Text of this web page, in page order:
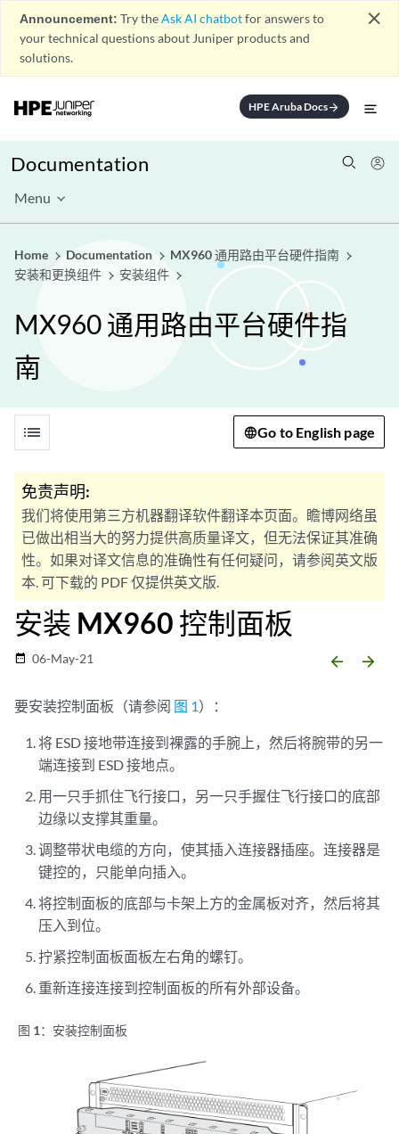
Announcement: Try theAsk AI chatbotfor answers to
your technical questions about Juniper products and
solutions.
close
HPE Aruba Docsarrow_forward
Documentation
Menu
Home Documentation
MX960 通用路由平台硬件指南
安装和更换组件
安装组件
MX960 通用路由平台硬件指
南
list Go to English page
免责声明:
我们将使用第三方机器翻译软件翻译本页面。瞻博网络虽
已做出相当大的努力提供高质量译文，但无法保证其准确
性。如果对译文信息的准确性有任何疑问，请参阅英文版
本. 可下载的 PDF 仅提供英文版.
安装 MX960 控制面板
date_range 06-May-21 arrow_backward arrow_forward
要安装控制面板（请参阅 图 1）：
将 ESD 接地带连接到裸露的手腕上，然后将腕带的另一
端连接到 ESD 接地点。
用一只手抓住飞行接口，另一只手握住飞行接口的底部
边缘以支撑其重量。
调整带状电缆的方向，使其插入连接器插座。连接器是
键控的，只能单向插入。
将控制面板的底部与卡架上方的金属板对齐，然后将其
压入到位。
拧紧控制面板面板左右角的螺钉。
重新连接连接到控制面板的所有外部设备。
图 1： 安装控制面板